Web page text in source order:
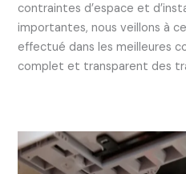
contraintes d’espace et
importantes, nous veillons à
effectué dans les meilleures
complet et transparent des